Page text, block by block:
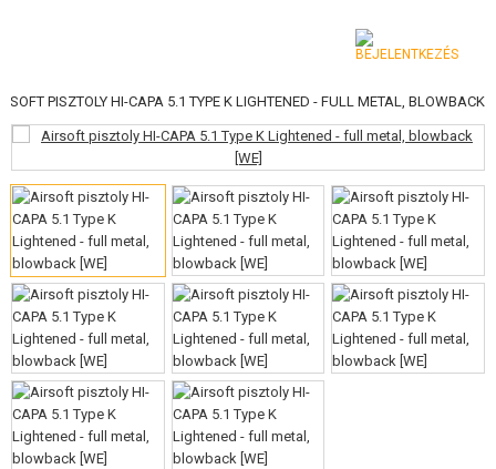
KATEGÓRIA
LÉGFEGYVEREK, CSÚZLIK
GRÁNÁTVETŐK, GRÁNÁTOK
LÖVEDÉK, GÁZ
AKKUMULÁTOROK, TÖLTŐK
TÁRAK
SZEMÜVEGEK, MASZKOK
PISZTOLY HI-CAPA 5.1 TYPE K LIGHTENED - FULL METAL, BLOWBACK